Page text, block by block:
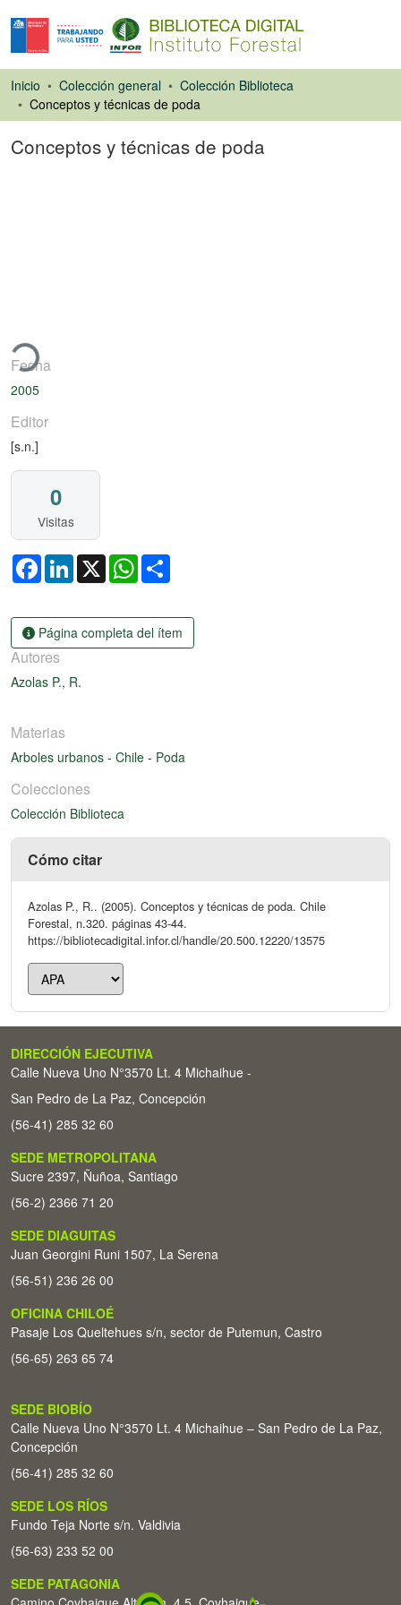
Inicio Colección general
Colección Biblioteca
Conceptos y técnicas de poda
Conceptos y técnicas de poda
Fecha
2005
Editor
[s.n.]
0
Visitas
FacebookLinkedIn
X WhatsApp
Página completa del ítem
Autores
Azolas P., R.
Materias
Arboles urbanos - Chile - Poda
Colecciones
Colección Biblioteca
Cómo citar
Azolas P., R.. (2005). Conceptos y técnicas de poda. Chile
Forestal, n.320. páginas 43-44.
https://bibliotecadigital.infor.cl/handle/20.500.12220/13575
DIRECCIÓN EJECUTIVA
Calle Nueva Uno N°3570 Lt. 4 Michaihue -
San Pedro de La Paz, Concepción
(56-41) 285 32 60
SEDE METROPOLITANA
Sucre 2397, Ñuñoa, Santiago
(56-2) 2366 71 20
SEDE DIAGUITAS
Juan Georgini Runi 1507, La Serena
(56-51) 236 26 00
OFICINA CHILOÉ
Pasaje Los Queltehues s/n, sector de Putemun, Castro
(56-65) 263 65 74
SEDE BIOBÍO
Calle Nueva Uno N°3570 Lt. 4 Michaihue – San Pedro de La Paz,
Concepción
(56-41) 285 32 60
SEDE LOS RÍOS
Fundo Teja Norte s/n. Valdivia
(56-63) 233 52 00
SEDE PATAGONIA